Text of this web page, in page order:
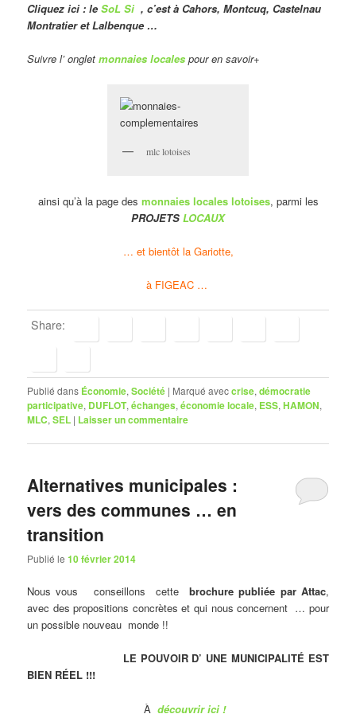
Cliquez ici : leSoL Si , c’est à Cahors, Montcuq, Castelnau
Montratier et Lalbenque …
Suivre l’ onglet monnaies localespour en savoir+
mlc lotoises
ainsi qu’à la page des monnaies locales lotoises, parmi les
PROJETS LOCAUX
… et bientôt la Gariotte,
à FIGEAC …
Share:
Publié dans Économie,Société | Marqué aveccrise,démocratie
participative, DUFLOT,échanges,économie locale, ESS,HAMON,
MLC,SEL | Laisser un commentaire
Alternatives municipales :
vers des communes … en
transition
Publié le10 février 2014
Nous vous conseillons cette brochure publiée par Attac,
avec des propositions concrètes et qui nous concernent … pour
un possible nouveau monde !!
LE POUVOIR D’ UNE MUNICIPALITÉ EST
BIEN RÉEL !!!
À découvrir ici !